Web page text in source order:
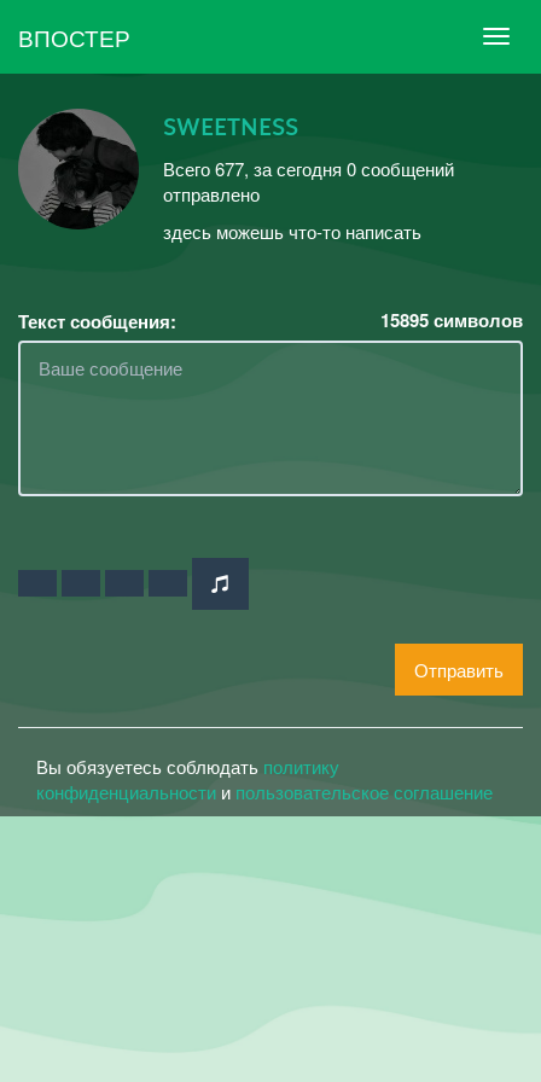
ВПОСТЕР
sᴡᴇᴇᴛɴᴇss
Всего 677, за сегодня 0 сообщений
отправлено
здесь можешь что-то написать
Текст сообщения: 15895символов
Отправить
Вы обязуетесь соблюдать политику
конфиденциальности и пользовательское соглашение